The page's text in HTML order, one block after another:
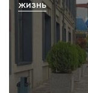
ЖИЗНЬ